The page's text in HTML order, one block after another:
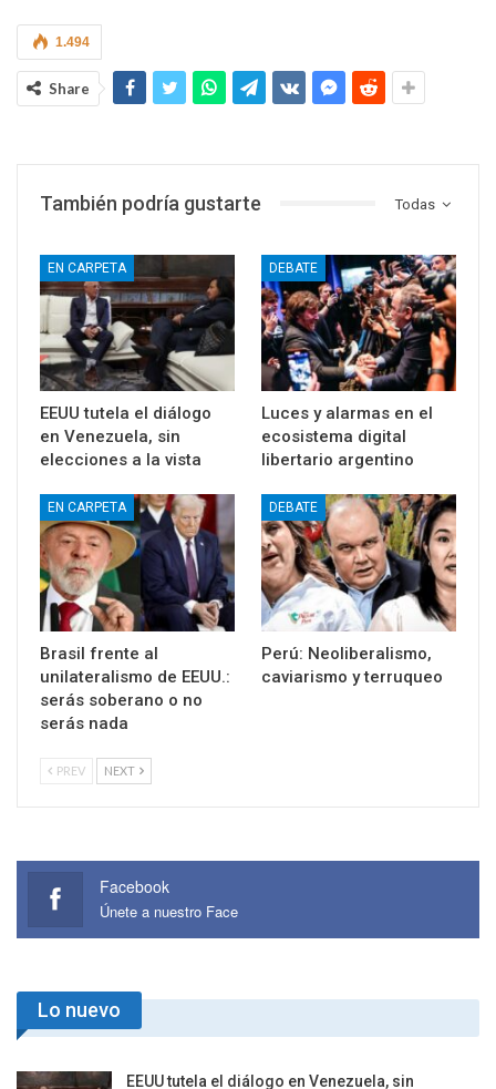
Además, hay que mantenerse firmes en la defensa de la
institucionalidad de las nuevas constituciones de este siglo. La
derecha no tiene pruritos democráticos: ataca parlamentos,
victoria en las urnas también debe ser defendida en las calles.
*Periodista y analista ecuatoriano, investigador asociado al
Centro Latinoamericano de Análisis Estratégico (CLAE)
1.494
Share
Todas
También podría gustarte
EN CARPETA
EEUU tutela el diálogo
en Venezuela, sin
elecciones a la vista
DEBATE
serás soberano o no
serás nada